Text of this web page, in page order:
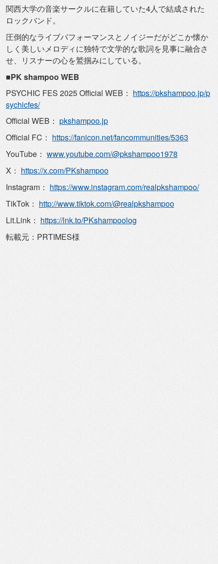
関西大学の音楽サークルに在籍していた4人で結成された
ロックバンド。
圧倒的なライブパフォーマンスとノイジーだがどこか懐か
しく美しいメロディに独特で文学的な歌詞を見事に融合さ
せ、
リスナーの心を鷲掴みにしている。
■PK shampoo WEB
PSYCHIC FES 2025 Official WEB： https://pkshampoo.jp/p
sychicfes/
Official WEB： pkshampoo.jp
Official FC： https://fanicon.net/fancommunities/5363
YouTube： www.youtube.com/@pkshampoo1978
X： https://x.com/PKshampoo
Instagram： https://www.instagram.com/realpkshampoo/
TikTok： http://www.tiktok.com/@realpkshampoo
Lit.Link： https://lnk.to/PKshampoolog
転載元：PRTIMES様